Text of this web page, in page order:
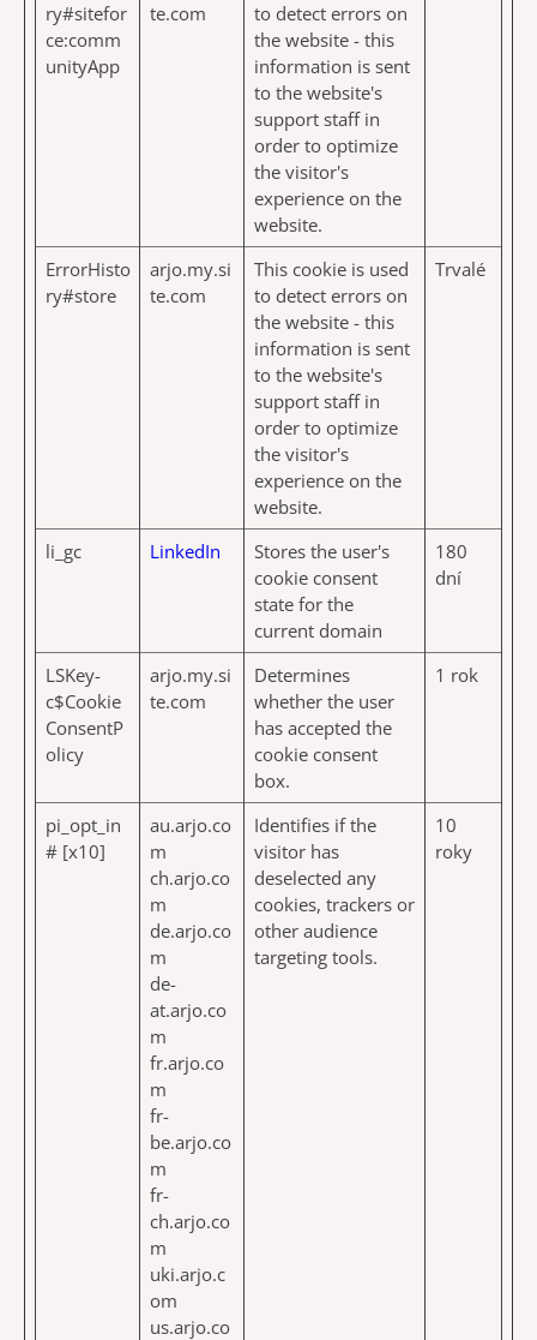
ry#sitefor
ce:comm
unityApp
te.com
to detect errors on
the website - this
information is sent
to the website's
support staff in
order to optimize
the visitor's
experience on the
website.
ErrorHisto
ry#store
arjo.my.si
te.com
This cookie is used
to detect errors on
the website - this
information is sent
to the website's
support staff in
order to optimize
the visitor's
experience on the
website.
Trvalé
li_gc LinkedIn
Stores the user's
cookie consent
state for the
current domain
180
dní
LSKey-
c$Cookie
ConsentP
olicy
arjo.my.si
te.com
Determines
whether the user
has accepted the
cookie consent
box.
1 rok
pi_opt_in
# [x10]
au.arjo.co
m
ch.arjo.co
m
de.arjo.co
m
de-
at.arjo.co
m
fr.arjo.co
m
fr-
be.arjo.co
m
fr-
ch.arjo.co
m
uki.arjo.c
om
us.arjo.co
Identifies if the
visitor has
deselected any
cookies, trackers or
other audience
targeting tools.
10
roky